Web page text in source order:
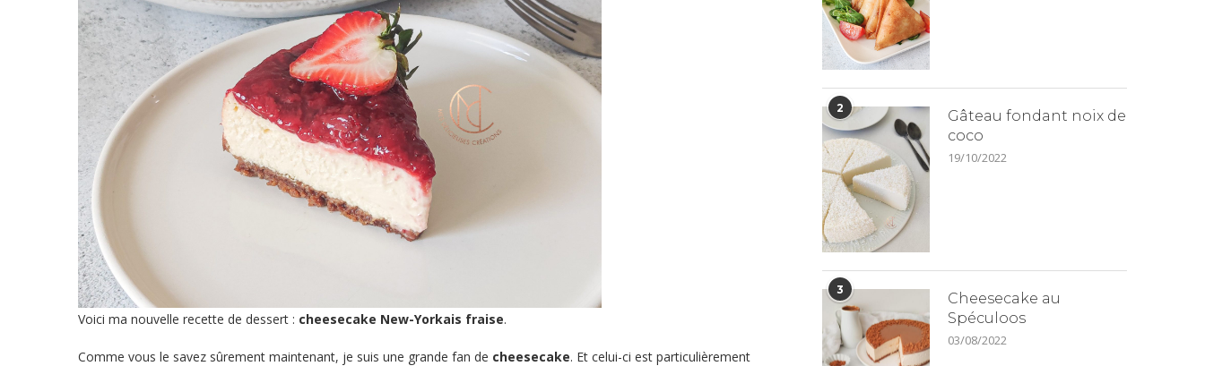
Voici ma nouvelle recette de dessert : cheesecake New-Yorkais fraise.
Comme vous le savez sûrement maintenant, je suis une grande fan de cheesecake. Et celui-ci est particulièrement
2
Gâteau fondant noix de
coco
19/10/2022
3
Cheesecake au
Spéculoos
03/08/2022